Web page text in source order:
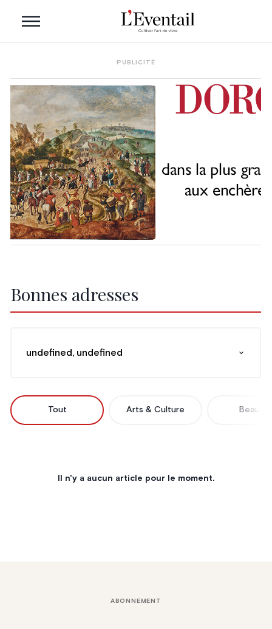
PUBLICITÉ
Bonnes adresses
undefined, undefined
Tout Arts & Culture Beauté
Il n'y a aucun article pour le moment.
ABONNEMENT